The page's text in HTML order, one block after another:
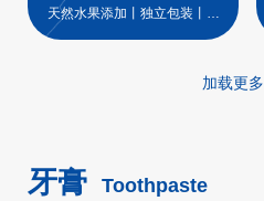
味牙线棒
天然水果添加丨独立包装丨不
加载更多
牙膏 Toothpaste